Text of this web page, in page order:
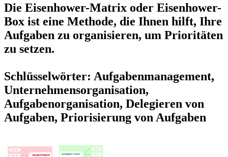
Die Eisenhower-Matrix oder Eisenhower-
Box ist eine Methode, die Ihnen hilft, Ihre
Aufgaben zu organisieren, um Prioritäten
zu setzen.
Schlüsselwörter: Aufgabenmanagement,
Unternehmensorganisation,
Aufgabenorganisation, Delegieren von
Aufgaben, Priorisierung von Aufgaben